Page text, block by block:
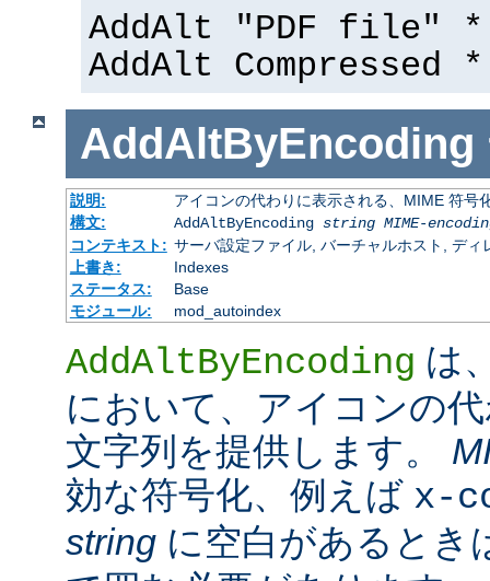
AddAlt "PDF file"
AddAlt
AddAltByEncoding
説明:
アイコンの代わりに表示される、MIME 符号
構文:
AddAltByEncoding string MIME-
コンテキスト: サーバ設定ファイル, バーチャルホスト, ディ
上書き:
Indexes
ステータス:
Base
モジュール:
mod_autoindex
AddAltByEncoding は
において、アイコンの
文字列を提供します。
効な符号化、例えば x-
string に空白があるとき